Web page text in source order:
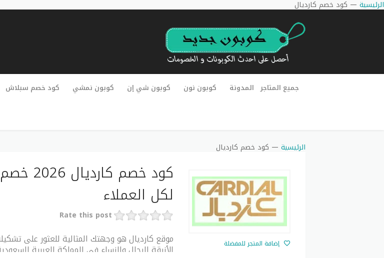
الرئيسية — كود خصم كارديال
جميع المتاجر المدونة كوبون نون كوبون شي إن كوبون نمشي كود خصم سبلاش
الرئيسية — كود خصم كارديال
إضافة المتجر للمفضلة
لكل العملاء
Rate this post
موقع كارديال هو وجهتك المثالية للعثور على
الأنيقة للرجال والنساء في المملكة العربية